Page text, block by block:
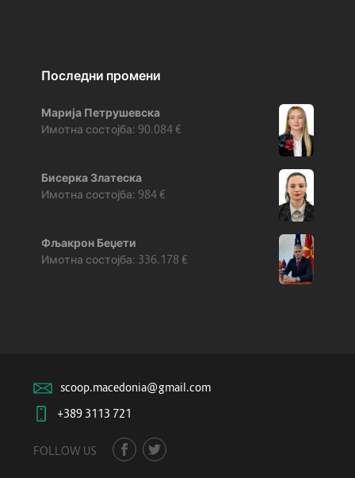
Последни промени
Марија Петрушевска
90.084€
Бисерка Златеска
984€
Фљакрон Беџети
336.178 €
scoop.macedonia@gmail.com
+389 3113 721
FOLLOW US